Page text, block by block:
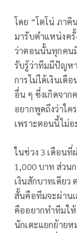
โดย “โตโน่ ภาคิ
มารับตำแหน่งครั้
ว่าตอนนั้นทุกคน
รับรู้ว่าทีมมีปัญห
การไม่ได้เงินเดื
อื่น ๆ ซึ่งเกิดจา
อยากพูดถึงว่าใ
เพราะตอนนี้ไม่อ
ในช่วง 3 เดือนที่
1,000 บาท ส่วน
เงินสักบาทเดียว
สั้นคือทีมจะผ่านเ
คืออยากทำทีมใ
นักเตะแยกย้าย